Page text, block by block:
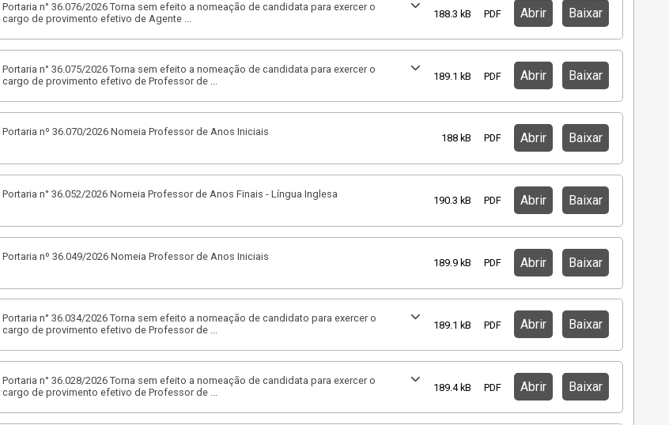
Portaria n° 36.076/2026 Torna sem efeito a nomeação de candidata para exercer o
cargo de provimento efetivo de Agente ... 188.3 kB PDF Abrir Baixar
Portaria n° 36.075/2026 Torna sem efeito a nomeação de candidata para exercer o
cargo de provimento efetivo de Professor de ... 189.1 kB PDF Abrir Baixar
Portaria nº 36.070/2026 Nomeia Professor de Anos Iniciais
188 kB PDF Abrir Baixar
Portaria n° 36.052/2026 Nomeia Professor de Anos Finais - Língua Inglesa
190.3 kB PDF Abrir Baixar
Portaria nº 36.049/2026 Nomeia Professor de Anos Iniciais
189.9 kB PDF Abrir Baixar
Portaria n° 36.034/2026 Torna sem efeito a nomeação de candidato para exercer o
cargo de provimento efetivo de Professor de ... 189.1 kB PDF Abrir Baixar
Portaria n° 36.028/2026 Torna sem efeito a nomeação de candidata para exercer o
cargo de provimento efetivo de Professor de ... 189.4 kB PDF Abrir Baixar